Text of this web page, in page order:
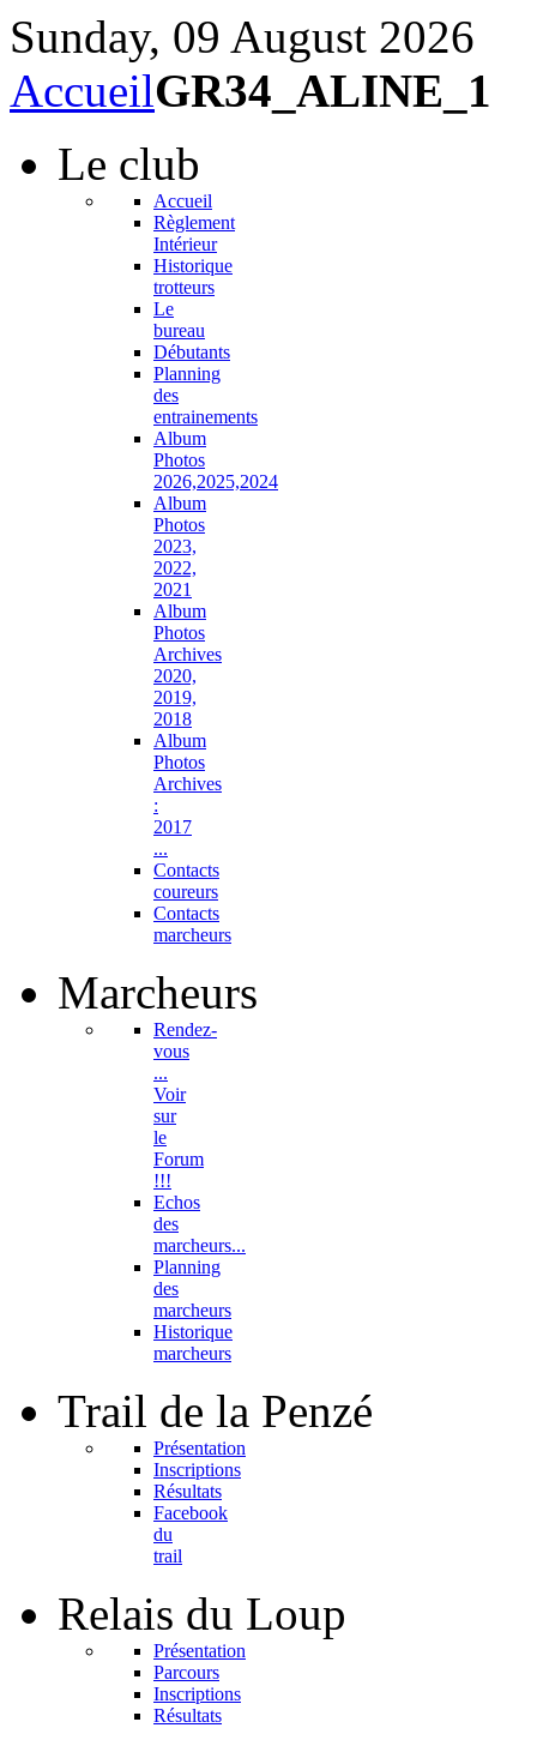
Sunday, 09 August 2026
AccueilGR34_ALINE_1
Le club
Accueil
Règlement
Intérieur
Historique
trotteurs
Le
bureau
Débutants
Planning
des
entrainements
Album
Photos
2026,2025,2024
Album
Photos
2023,
2022,
2021
Album
Photos
Archives
2020,
2019,
2018
Album
Photos
Archives
:
2017
...
Contacts
coureurs
Contacts
marcheurs
Marcheurs
Rendez-
vous
...
Voir
sur
le
Forum
!!!
Echos
des
marcheurs...
Planning
des
marcheurs
Historique
marcheurs
Trail de la Penzé
Présentation
Inscriptions
Résultats
Facebook
du
trail
Relais du Loup
Présentation
Parcours
Inscriptions
Résultats